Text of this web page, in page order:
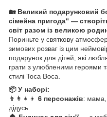
🏡 Великий подарунковий
сімейна пригода" —
світ разом із великою
Пориньте у святкову
зимових розваг із цим
подарунок для дітей, які
грати з улюбленими героями
стилі Toca Boca.
📦 У наборі:
👨‍👩‍👧‍👦 6 персонажів: мама,
дідусь